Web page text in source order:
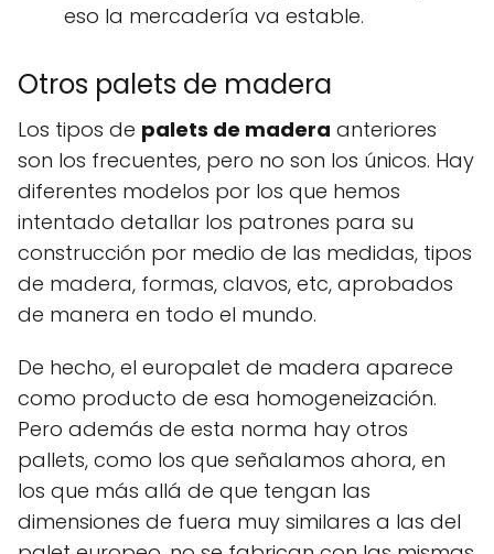
eso la mercadería va estable.
Otros palets de madera
Los tipos de palets de madera anteriores
son los frecuentes, pero no son los únicos. Hay
diferentes modelos por los que hemos
intentado detallar los patrones para su
construcción por medio de las medidas, tipos
de madera, formas, clavos, etc, aprobados
de manera en todo el mundo.
De hecho, el europalet de madera aparece
como producto de esa homogeneización.
Pero además de esta norma hay otros
pallets, como los que señalamos ahora, en
los que más allá de que tengan las
dimensiones de fuera muy similares a las del